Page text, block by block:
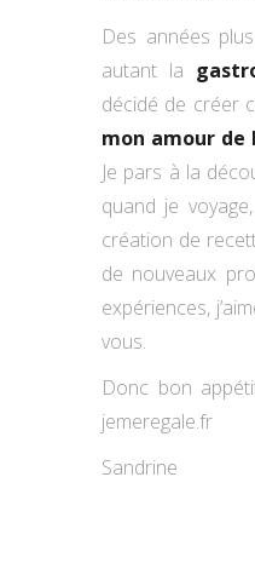
Des années
autant la
décidé de créer
mon amour de
Je pars à la
quand je
création de
de nouveaux
expériences,
vous.
Donc bon
jemeregale.fr
Sandrine